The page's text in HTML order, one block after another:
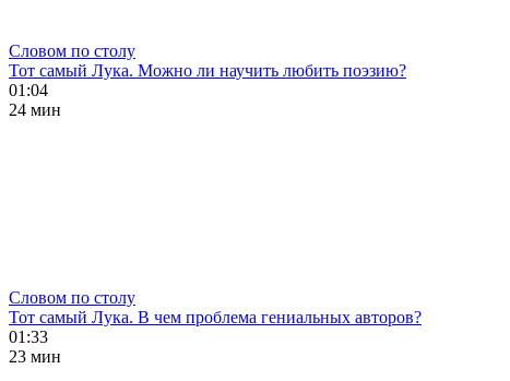
Словом по столу
Тот самый Лука. Можно ли научить любить поэзию?
01:04
24 мин
Словом по столу
Тот самый Лука. В чем проблема гениальных авторов?
01:33
23 мин